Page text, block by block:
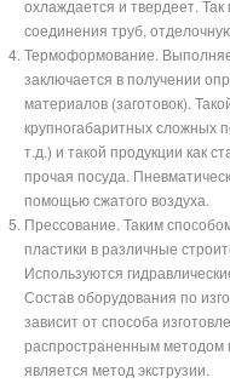
охлаждается и твердеет.
соединения труб,
Термоформование.
заключается в получении
материалов (заготовок).
крупногабаритных сложных
т.д.) и такой продукции как
прочая посуда.
помощью сжатого воздуха.
Прессование. Таким
пластики в различные
Используются
Состав оборудования по
зависит от способа
распространенным методом
является метод экструзии.